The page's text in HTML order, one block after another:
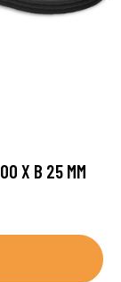
X B 25 MM